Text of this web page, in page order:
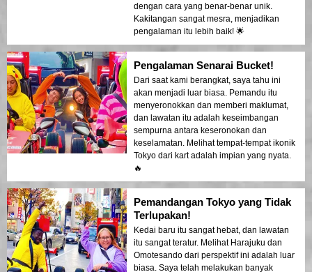
dengan cara yang benar-benar unik.
Kakitangan sangat mesra, menjadikan
pengalaman itu lebih baik! 🌟
Pengalaman Senarai Bucket!
Dari saat kami berangkat, saya tahu ini
akan menjadi luar biasa. Pemandu itu
menyeronokkan dan memberi maklumat,
dan lawatan itu adalah keseimbangan
sempurna antara keseronokan dan
keselamatan. Melihat tempat-tempat ikonik
Tokyo dari kart adalah impian yang nyata.
🔥
Pemandangan Tokyo yang Tidak
Terlupakan!
Kedai baru itu sangat hebat, dan lawatan
itu sangat teratur. Melihat Harajuku dan
Omotesando dari perspektif ini adalah luar
biasa. Saya telah melakukan banyak